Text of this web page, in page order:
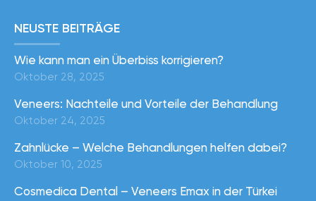
NEUSTE BEITRÄGE
Wie kann man ein Überbiss korrigieren?
Oktober 28, 2025
Veneers: Nachteile und Vorteile der Behandlung
Oktober 24, 2025
Zahnlücke – Welche Behandlungen helfen dabei?
Oktober 10, 2025
Cosmedica Dental – Veneers Emax in der Türkei